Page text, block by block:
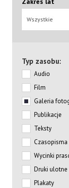
Wszystkie
Typ zasobu:
Audio
Film
Galeria
Publikacje
Teksty
Czasopisma
Wycinki
Druki ulotne
Plakaty